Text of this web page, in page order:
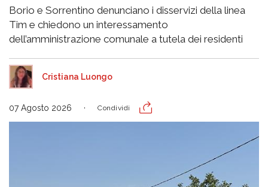
Borio e Sorrentino denunciano i disservizi della linea
Tim e chiedono un interessamento
dell’amministrazione comunale a tutela dei residenti
Cristiana Luongo
07 Agosto 2026 Condividi